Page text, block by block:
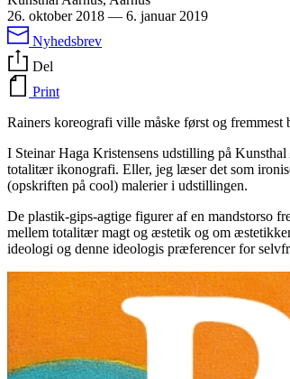
26. oktober 2018 — 6. januar 2019
Nyhedsbrev
Del
Print
Rainers koreografi ville måske først og fremmest
I Steinar Haga Kristensens udstilling på
totalitær ikonografi. Eller, jeg læser det som
(opskriften på cool) malerier i udstillingen.
De plastik-gips-agtige figurer af en mandstorso
mellem totalitær magt og æstetik og om
ideologi og denne ideologis præferencer for